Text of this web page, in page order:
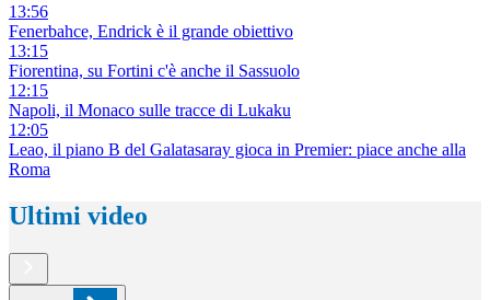
13:56
Fenerbahce, Endrick è il grande obiettivo
13:15
Fiorentina, su Fortini c'è anche il Sassuolo
12:15
Napoli, il Monaco sulle tracce di Lukaku
12:05
Leao, il piano B del Galatasaray gioca in Premier: piace anche alla
Roma
Ultimi video